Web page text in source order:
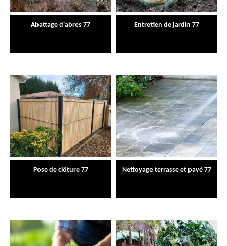
Abattage d'abres 77 Entretien de jardin 77
Pose de clôture 77 Nettoyage terrasse et pavé 77